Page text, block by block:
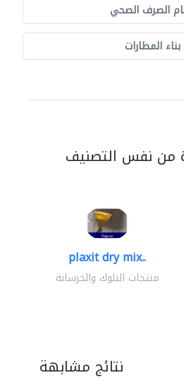
الصرف الصحي
بناء المطارات
من نفس التصنيف
plaxit dry mix..
منتجات البلوك والخرسانة
نتائج مشابهة